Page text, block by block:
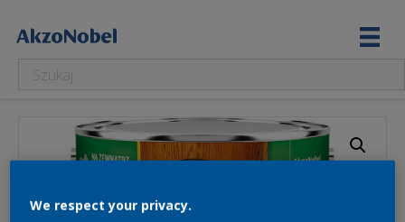
We respect your privacy.